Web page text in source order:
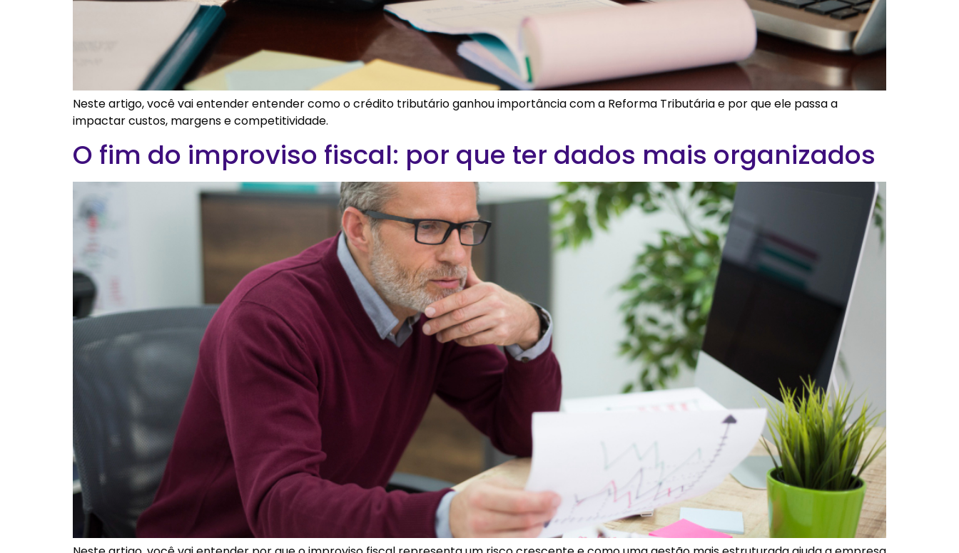
Neste artigo, você vai entender entender como o crédito tributário ganhou importância com a Reforma Tributária e por que ele passa a
impactar custos, margens e competitividade.
O fim do improviso fiscal: por que ter dados mais organizados